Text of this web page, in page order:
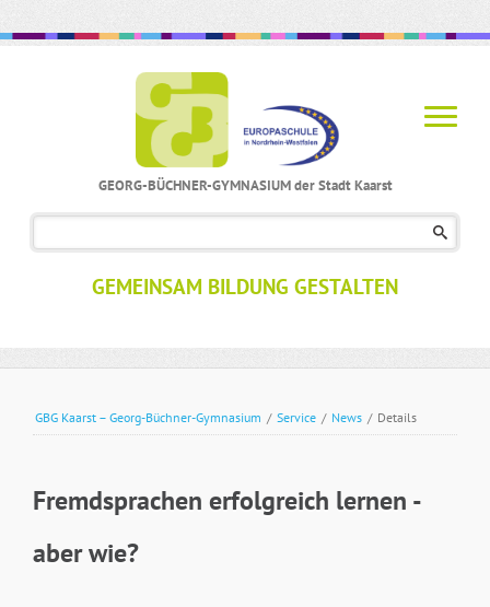
GEORG-BÜCHNER-GYMNASIUM der Stadt Kaarst
GEMEINSAM BILDUNG GESTALTEN
GBG Kaarst – Georg-Büchner-Gymnasium / Service / News / Details
Fremdsprachen erfolgreich lernen -
aber wie?